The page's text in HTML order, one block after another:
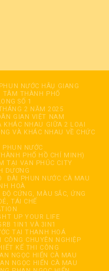
NƯỚC HÂỤ GIANG
TÂM THÀNH PHỐ
SỐ 1
2 NĂM 2025
GIAN VIỆT NAM
KHÁC NHAU GIỮA 2 LOẠI
VÀ KHÁC NHAU VỀ CHỨC
NƯỚC
PHỐ HỒ CHÍ MINH)
TẠI VẠN PHÚC CITY
DƯƠNG
ĐÀI PHUN NƯỚC CÀ MAU
HOÀ
CỨNG, MÀU SẮC, ỨNG
TÁI CHẾ
UP YOUR LIFE
1IN1 VÀ 3IN1
TẠI THANH HOÁ
CÔNG CHUYÊN NGHIỆP
KẾ THI CÔNG
NGỌC HIỂN CÀ MAU
NGỌC HIỂN CÀ MAU